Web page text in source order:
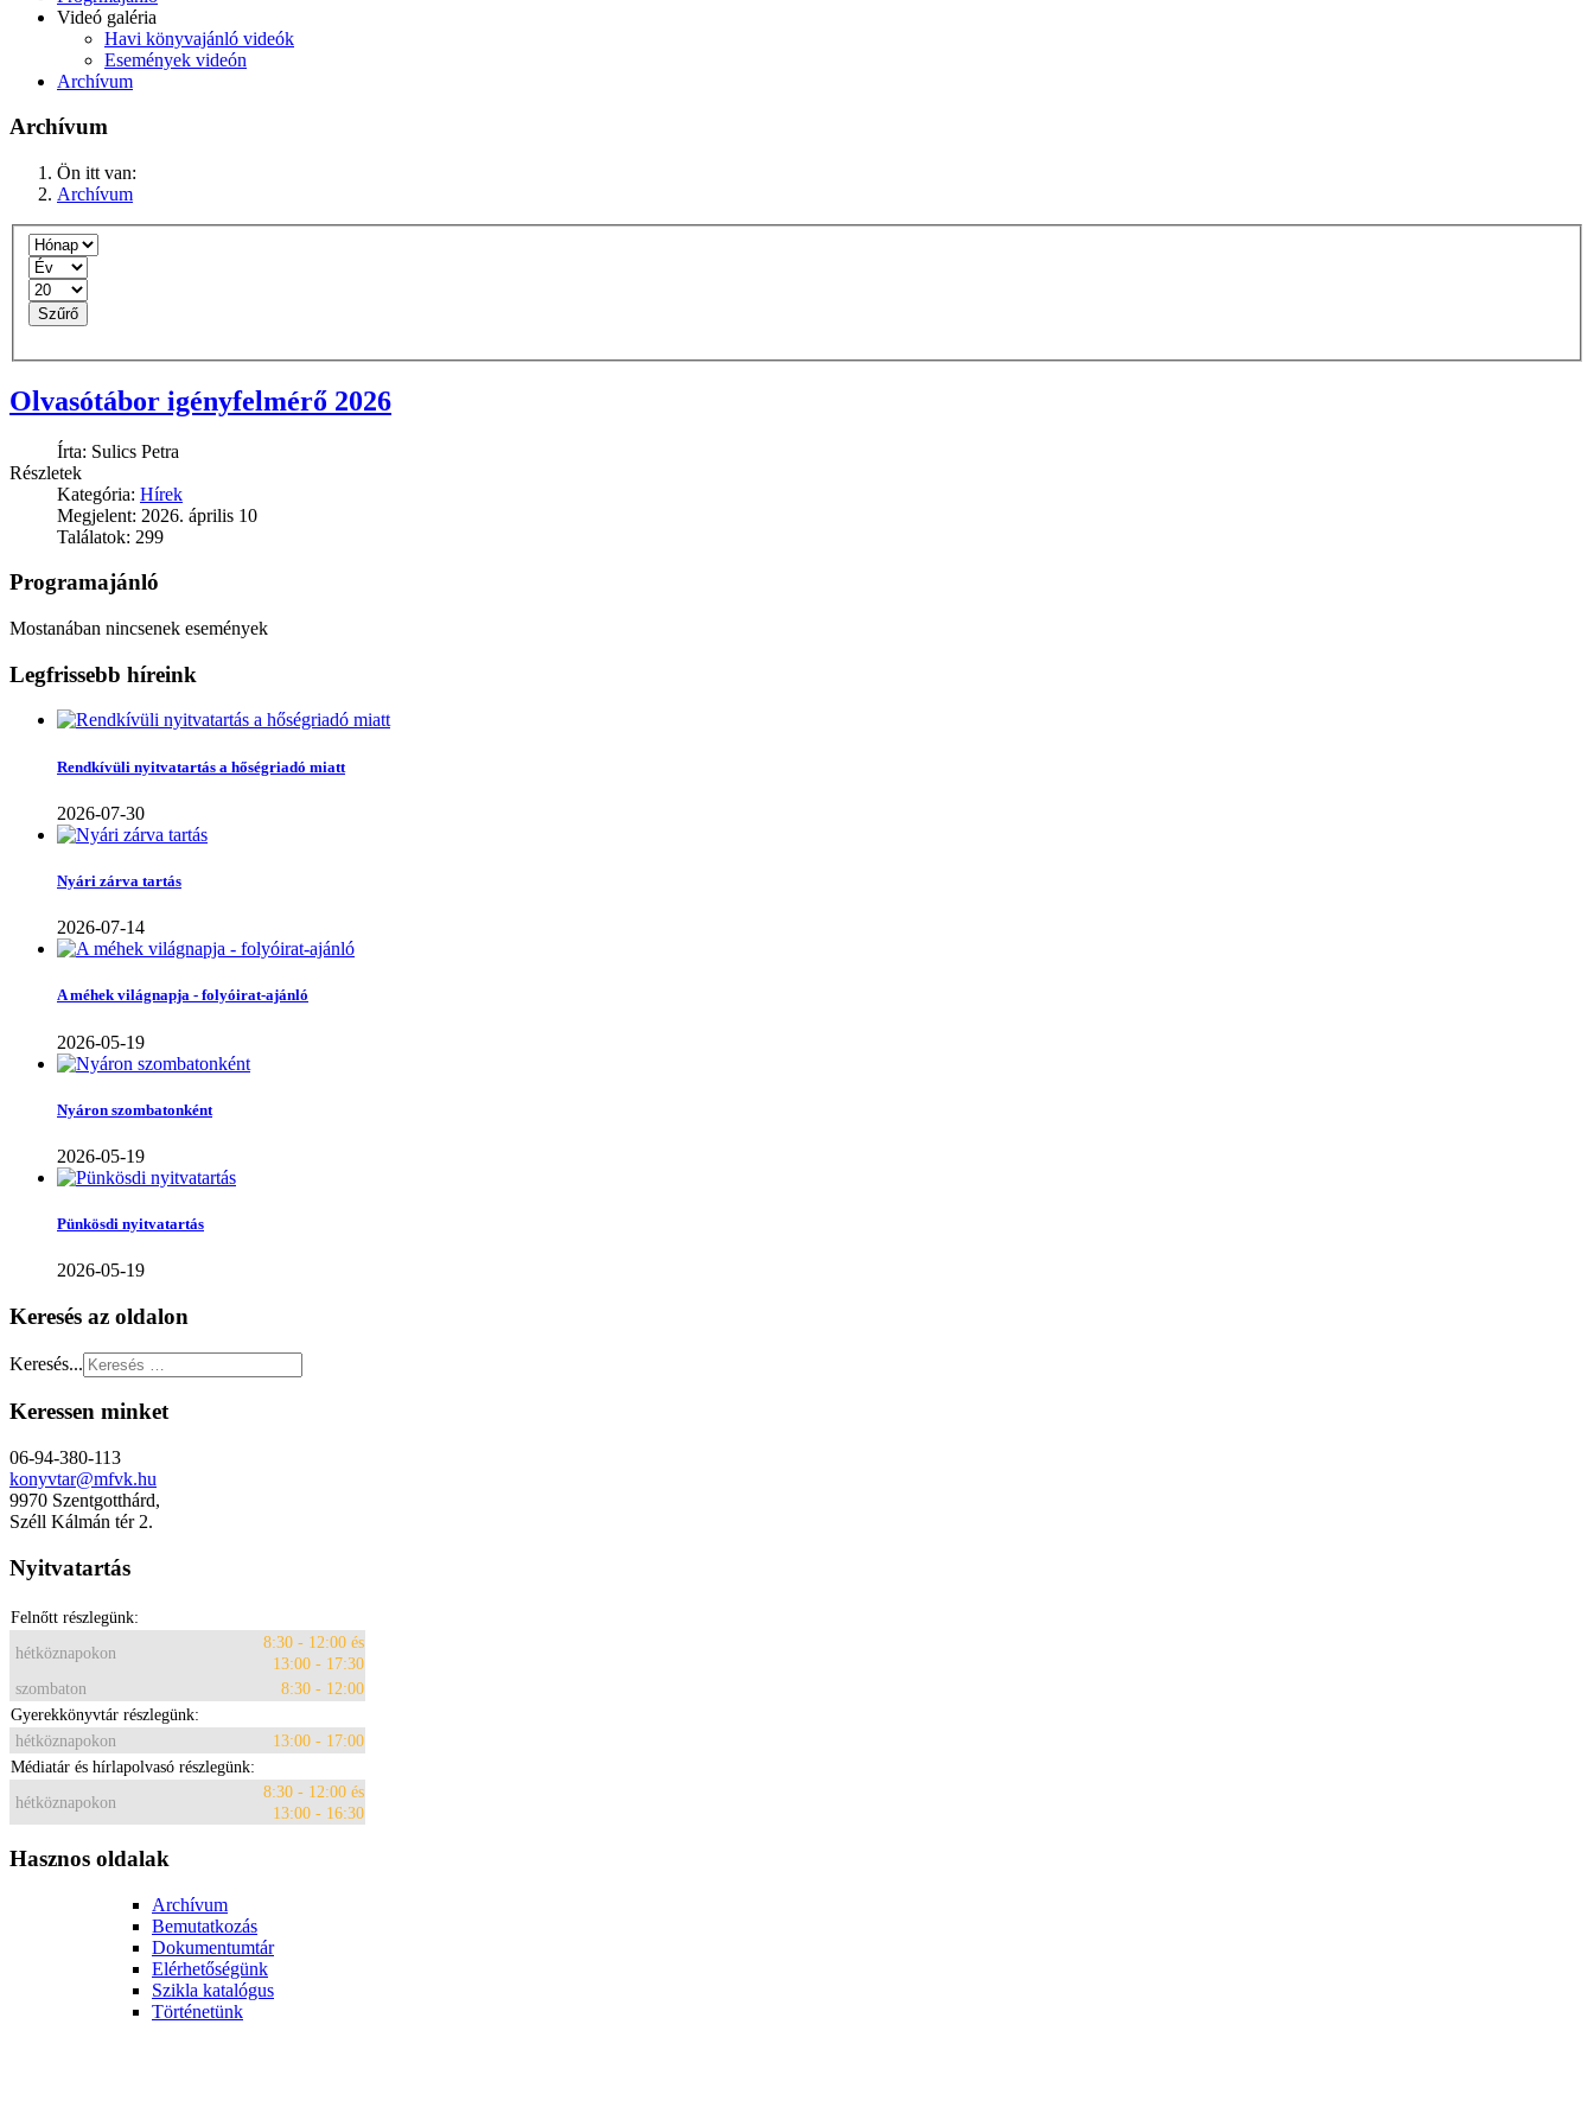
Videó galéria
Havi könyvajánló videók
Események videón
Archívum
Archívum
Ön itt van:
Archívum
Szűrő
Olvasótábor igényfelmérő 2026
Írta: Sulics Petra
Részletek
Kategória: Hírek
Megjelent: 2026. április 10
Találatok: 299
Programajánló
Mostanában nincsenek események
Legfrissebb híreink
Rendkívüli nyitvatartás a hőségriadó miatt
2026-07-30
Nyári zárva tartás
2026-07-14
A méhek világnapja - folyóirat-ajánló
2026-05-19
Nyáron szombatonként
2026-05-19
Pünkösdi nyitvatartás
2026-05-19
Keresés az oldalon
Keresés...
Keressen minket
06-94-380-113
konyvtar@mfvk.hu
9970 Szentgotthárd,
Széll Kálmán tér 2.
Nyitvatartás
Felnőtt részlegünk:
hétköznapokon
8:30 - 12:00 és
13:00 - 17:30
szombaton
8:30 - 12:00
Gyerekkönyvtár részlegünk:
hétköznapokon
13:00 - 17:00
Médiatár és hírlapolvasó részlegünk:
hétköznapokon
8:30 - 12:00 és
13:00 - 16:30
Hasznos oldalak
Archívum
Bemutatkozás
Dokumentumtár
Elérhetőségünk
Szikla katalógus
Történetünk